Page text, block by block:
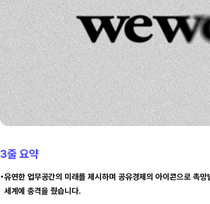
3줄 요약
유연한 업무공간의 미래를 제시하며 공유경제의 아이콘으로 촉
세계에 충격을 줬습니다.